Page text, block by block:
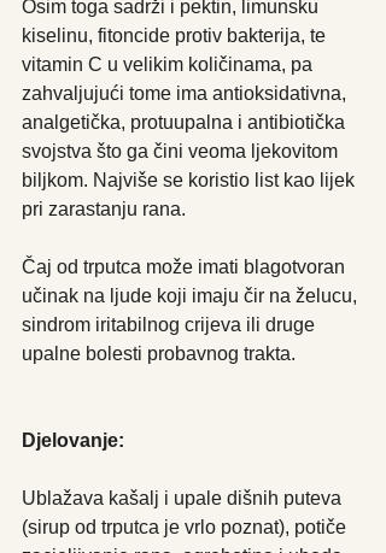
Osim toga sadrži i pektin, limunsku
kiselinu, fitoncide protiv bakterija, te
vitamin C u velikim količinama, pa
zahvaljujući tome ima antioksidativna,
analgetička, protuupalna i antibiotička
svojstva što ga čini veoma ljekovitom
biljkom. Najviše se koristio list kao lijek
pri zarastanju rana.
Čaj od trputca može imati blagotvoran
učinak na ljude koji imaju čir na želucu,
sindrom iritabilnog crijeva ili druge
upalne bolesti probavnog trakta.
Djelovanje:
Ublažava kašalj i upale dišnih puteva
(sirup od trputca je vrlo poznat), potiče